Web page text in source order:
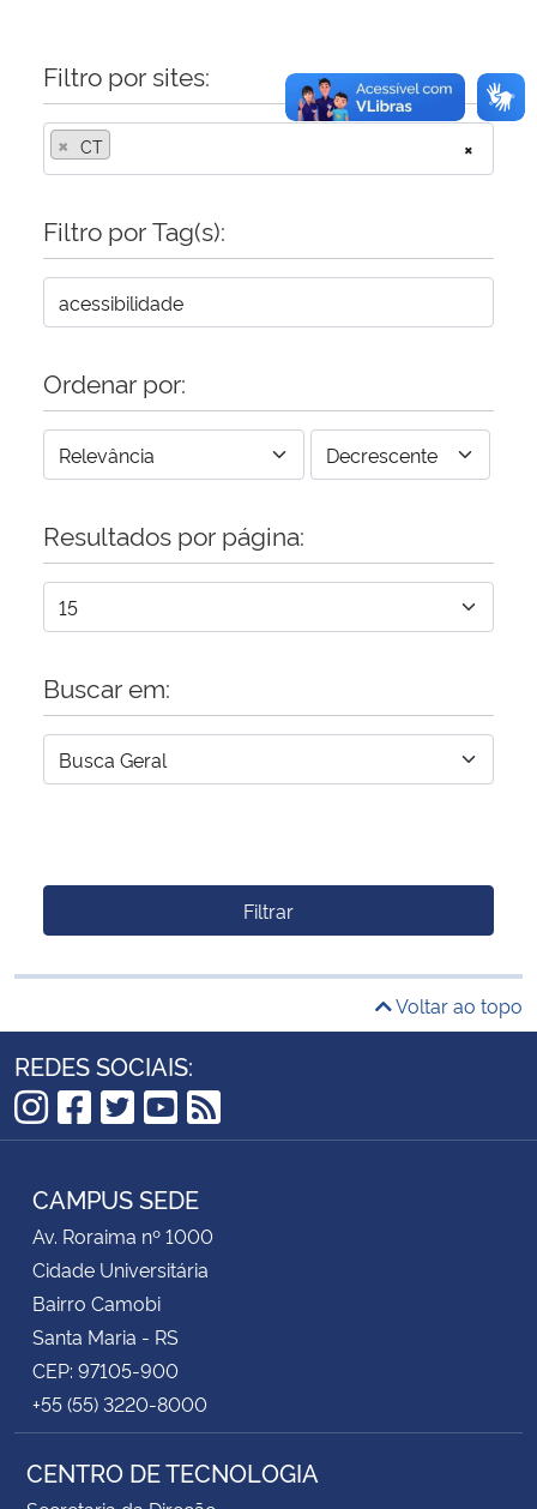
Filtro por sites:
×
× CT
Filtro por Tag(s):
Ordenar por:
Resultados por página:
Buscar em:
Filtrar
Voltar ao topo
REDES SOCIAIS:
Instagram
Facebook
Twitter
YouTube
RSS
CAMPUS SEDE
Av. Roraima nº 1000
Cidade Universitária
Bairro Camobi
Santa Maria - RS
CEP: 97105-900
+55 (55) 3220-8000
CENTRO DE TECNOLOGIA